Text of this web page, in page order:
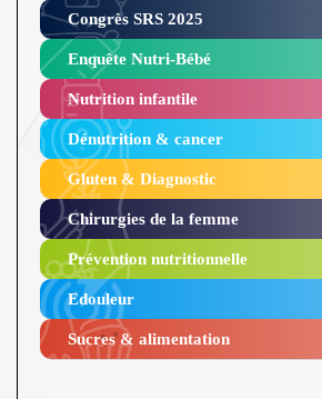
Congrès SRS 2025 ​
Enquête Nutri-Bébé ​
Nutrition infantile
Dénutrition & cancer
Gluten & Diagnostic
Chirurgies de la femme
Prévention nutritionnelle
Edouleur​
Sucres & alimentation​